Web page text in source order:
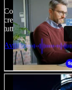
Con curva di
creatori di contenuti
tutte le loro idee.
Avvia Studio